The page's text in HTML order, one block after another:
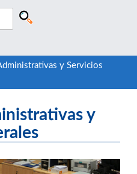
y Servicios
y